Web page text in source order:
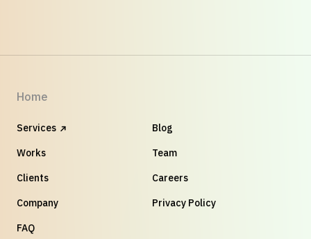
Home
Services
Works
Clients
Company
FAQ
Blog
Team
Careers
Privacy Policy